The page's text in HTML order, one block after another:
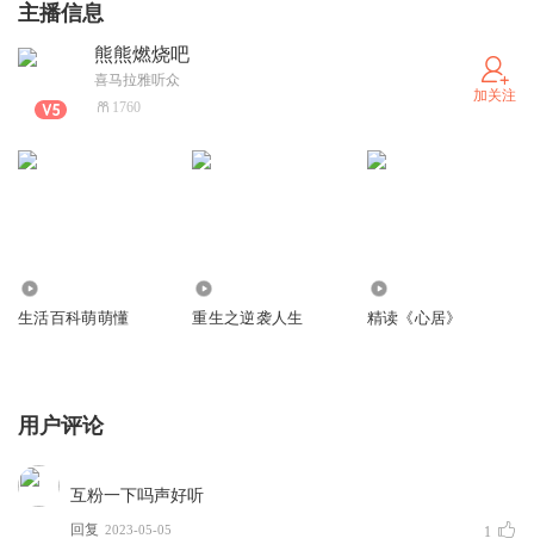
主播信息
熊熊燃烧吧
喜马拉雅听众
1760
加关注
生活百科萌萌懂 重生之逆袭人生 精读《心居》
用户评论
互粉一下吗声好听
回复 2023-05-05 1